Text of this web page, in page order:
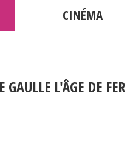
CINÉMA
GAULLE L'ÂGE DE FER